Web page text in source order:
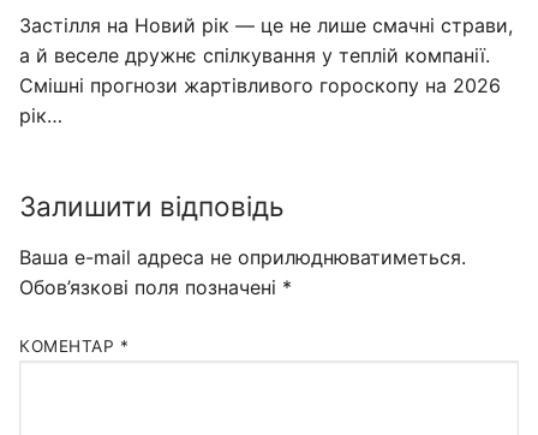
Застілля на Новий рік — це не лише смачні страви,
а й веселе дружнє спілкування у теплій компанії.
Смішні прогнози жартівливого гороскопу на 2026
рік…
Залишити відповідь
Ваша e-mail адреса не оприлюднюватиметься.
Обов’язкові поля позначені *
КОМЕНТАР *